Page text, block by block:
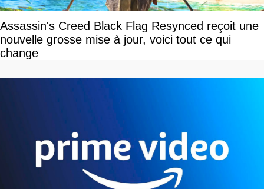
Assassin's Creed Black Flag Resynced reçoit une
nouvelle grosse mise à jour, voici tout ce qui
change